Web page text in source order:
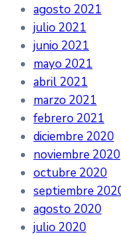
agosto 2021
julio 2021
junio 2021
mayo 2021
abril 2021
marzo 2021
febrero 2021
diciembre 2020
noviembre 2020
octubre 2020
septiembre
agosto 2020
julio 2020